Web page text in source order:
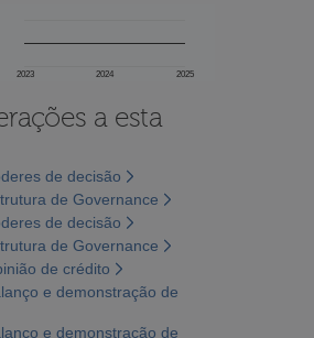
2023 2024 2025
a esta
de decisão
de Governance
de decisão
de Governance
de crédito
e demonstração de
e demonstração de